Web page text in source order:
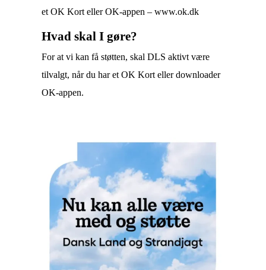
et OK Kort eller OK-appen – www.ok.dk
Hvad skal I gøre?
For at vi kan få støtten, skal DLS aktivt være
tilvalgt, når du har et OK Kort eller downloader
OK-appen.